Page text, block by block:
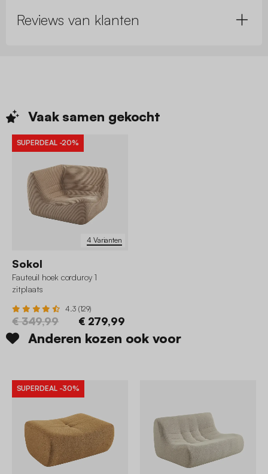
Reviews van klanten
Vaak samen gekocht
4 Varianten
SUPERDEAL -20%
Sokol
Fauteuil hoek corduroy 1
zitplaats
4.3 (129)
€ 349,99 € 279,99
Anderen kozen ook voor
SUPERDEAL -30%